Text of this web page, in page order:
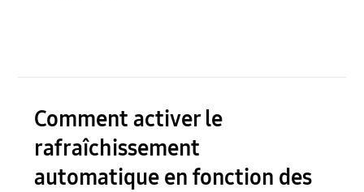
Comment activer le
rafraîchissement
automatique en fonction des